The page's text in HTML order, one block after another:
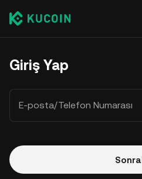
Giriş Yap
E-posta/Telefon Numarası